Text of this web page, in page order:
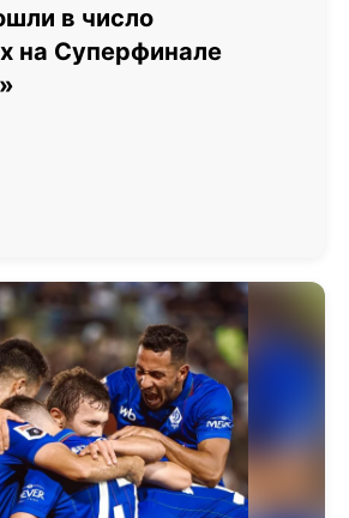
в число
на Суперфинале